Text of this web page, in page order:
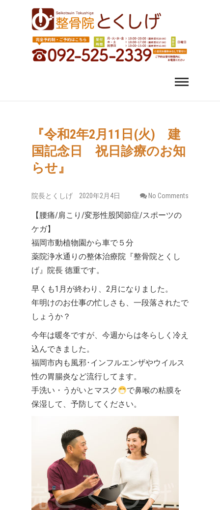
福岡市中央区 薬院 肩
こり 腰痛｜整体 スポ
ーツ障害なら整骨院
福岡市中央区、薬院、天神、平尾、博多、六本松で肩こ
り、腰痛、変形性股関節症にお悩みなら整骨院とくしげ
へ。患者さんのお話を丁寧にお聞きし、施術させていた
だきます。スポーツ選手のケガもおまかせください。
『令和2年2月11日(火) 建
国記念日 祝日診療のお知
らせ』
院長とくしげ 2020年2月4日 No Comments
【腰痛/肩こり/変形性股関節症/スポーツの
ケガ】
福岡市動植物園から車で５分
薬院浄水通りの整体治療院『整骨院とくし
げ』院長 德重です。
早くも1月が終わり、2月になりました。
年明けのお仕事の忙しさも、一段落されたで
しょうか？
今年は暖冬ですが、今週からは冬らしく冷え
込んできました。
福岡市内も風邪･インフルエンザやウイルス
性の胃腸炎など流行してます。
手洗い・うがいとマスク
で鼻喉の粘膜を
保湿して、予防してください。